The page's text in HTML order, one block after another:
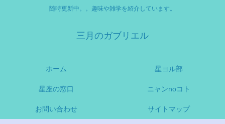
随時更新中。。趣味や雑学を紹介しています。
三月のガブリエル
ホーム 星ヨル部
星座の窓口 ニャンnoコト
お問い合わせ サイトマップ